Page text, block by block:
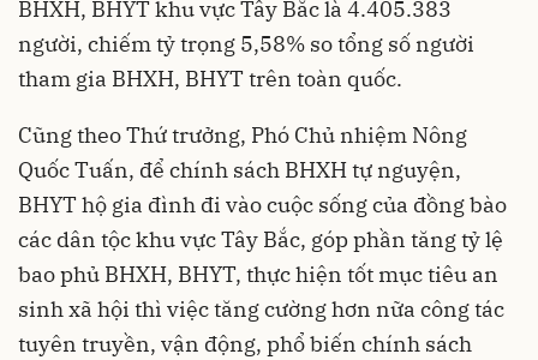
BHXH, BHYT khu vực Tây Bắc là 4.405.383
người, chiếm tỷ trọng 5,58% so tổng số người
tham gia BHXH, BHYT trên toàn quốc.
Cũng theo Thứ trưởng, Phó Chủ nhiệm Nông
Quốc Tuấn, để chính sách BHXH tự nguyện,
BHYT hộ gia đình đi vào cuộc sống của đồng bào
các dân tộc khu vực Tây Bắc, góp phần tăng tỷ lệ
bao phủ BHXH, BHYT, thực hiện tốt mục tiêu an
sinh xã hội thì việc tăng cường hơn nữa công tác
tuyên truyền, vận động, phổ biến chính sách